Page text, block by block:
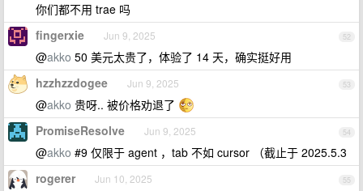
你们都不用 trae 吗
52
fingerxie Jun 9, 2025
@akko 50 美元太贵了，体验了 14 天，确实挺好用
53
hzzhzzdogee Jun 9, 2025
@akko 贵呀.. 被价格劝退了
54
PromiseResolve Jun 9, 2025
@akko #9 仅限于 agent ，tab 不如 cursor （截止于 2025.5.3
55
rogerer Jun 10, 2025